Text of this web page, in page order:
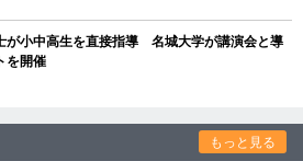
が小中高生を直接指導 名城大学が講演会と導
を開催
もっと見る